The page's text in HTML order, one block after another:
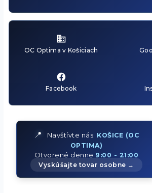
OC Optima v Košiciach
Facebook
📍 Navštívte nás: KOŠICE (OC
OPTIMA)
Otvorené denne 9:00 - 21:00
Vyskúšajte tovar osobne →